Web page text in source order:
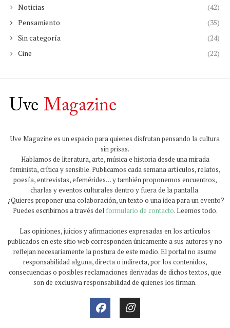
Noticias
(42)
Pensamiento
(35)
Sin categoría
(24)
Cine
(22)
Uve Magazine es un espacio para quienes disfrutan pensando la cultura
sin prisas.
Hablamos de literatura, arte, música e historia desde una mirada
feminista, crítica y sensible. Publicamos cada semana artículos, relatos,
poesía, entrevistas, efemérides… y también proponemos encuentros,
charlas y eventos culturales dentro y fuera de la pantalla.
¿Quieres proponer una colaboración, un texto o una idea para un evento?
Puedes escribirnos a través del formulario de contacto. Leemos todo.
Las opiniones, juicios y afirmaciones expresadas en los artículos
publicados en este sitio web corresponden únicamente a sus autores y no
reflejan necesariamente la postura de este medio. El portal no asume
responsabilidad alguna, directa o indirecta, por los contenidos,
consecuencias o posibles reclamaciones derivadas de dichos textos, que
son de exclusiva responsabilidad de quienes los firman.